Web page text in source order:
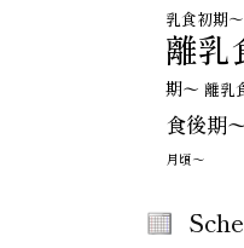
乳食初期～
離乳
期〜 離乳
食後期
月頃～